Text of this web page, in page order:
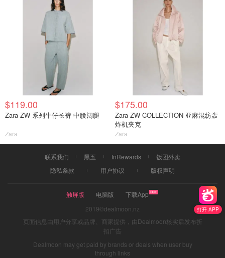
打开 APP
$119.00
Zara ZW 系列牛仔长裤 中腰阔腿
Zara
$175.00
Zara ZW COLLECTION 亚麻混纺轰
炸机夹克
Zara
联系我们 黑五 InRewards
饭团外卖
隐私条款
用户协议 版权声明
触屏版 电脑版
下载App
2019©dealmoon.nz
页面信息由用户分享或品牌、商家提供，由Dealmoon核实后发布折
扣广告
Dealmoon may get paid by brands or deals when user buy
through links